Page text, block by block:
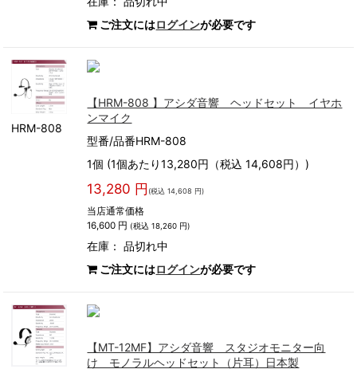
ご注文にはログインが必要です
HRM-808
【HRM-808 】アシダ音響 ヘッドセット イヤホ
ンマイク
型番/品番HRM-808
1個 (1個あたり13,280円（税込 14,608円）)
13,280 円 (税込 14,608 円)
当店通常価格
16,600 円 (税込 18,260 円)
在庫：品切れ中
ご注文にはログインが必要です
【MT-12MF】アシダ音響 スタジオモニター向
け モノラルヘッドセット（片耳）日本製